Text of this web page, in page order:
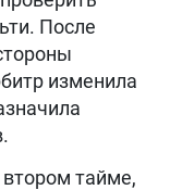
После
изменила
тайме,